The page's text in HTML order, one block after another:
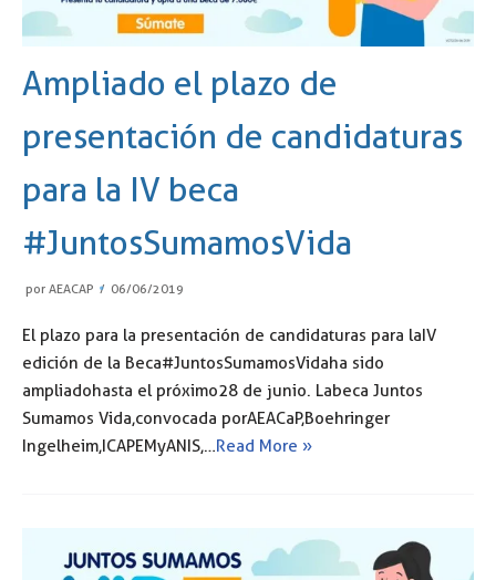
Ampliado el plazo de
presentación de candidaturas
para la IV beca
#JuntosSumamosVida
por AEACAP 06/06/2019
El plazo para la presentación de candidaturas para la IV
edición de la Beca #JuntosSumamosVida ha sido
ampliado hasta el próximo 28 de junio. La beca Juntos
Sumamos Vida, convocada por AEACaP, Boehringer
Ingelheim, ICAPEM y ANIS,…Read More »